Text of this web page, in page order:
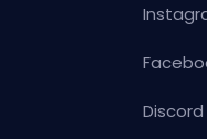
Discord